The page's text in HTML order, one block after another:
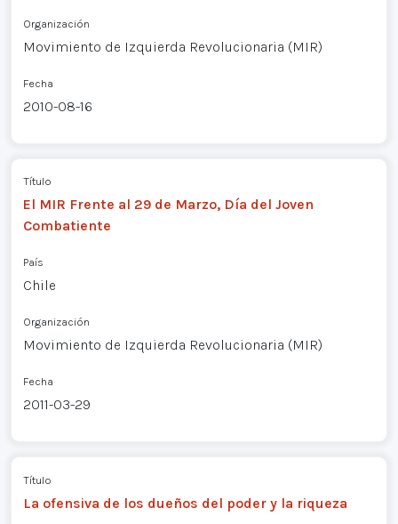
Organización
Movimiento de Izquierda Revolucionaria (MIR)
Fecha
2010-08-16
Título
El MIR Frente al 29 de Marzo, Día del Joven
Combatiente
País
Chile
Organización
Movimiento de Izquierda Revolucionaria (MIR)
Fecha
2011-03-29
Título
La ofensiva de los dueños del poder y la riqueza